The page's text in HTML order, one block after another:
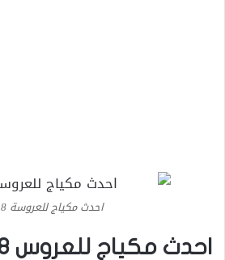
احدث مكياج للعروسة 2018
احدث مكياج للعروس 2018 المحجبة